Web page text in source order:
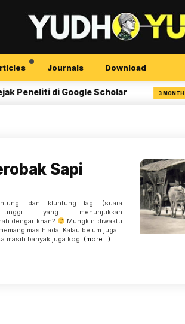
Journals Download
di Google Scholar 3 MONTH AGO
Sapi
kluntung lagi….(suara
yang menunjukkan
dengar khan?
Mungkin diwaktu
masih ada. Kalau belum juga…
masih banyak juga kog. (more…)